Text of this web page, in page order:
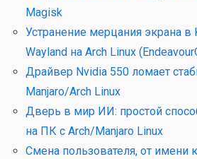
Magisk
Устранение мерцания экрана в
Wayland на Arch Linux
Драйвер Nvidia 550 ломает
Manjaro/Arch Linux
Дверь в мир ИИ: простой
на ПК с Arch/Manjaro Linux
Смена пользователя, от имени